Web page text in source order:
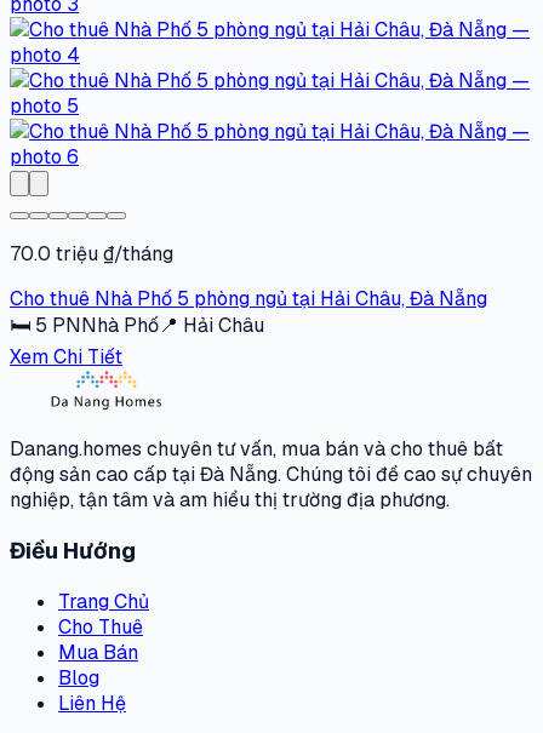
70.0 triệu ₫/tháng
Cho thuê Nhà Phố 5 phòng ngủ tại Hải Châu, Đà Nẵng
🛏 5 PNNhà Phố📍 Hải Châu
Xem Chi Tiết
Danang.homes chuyên tư vấn, mua bán và cho thuê bất
động sản cao cấp tại Đà Nẵng. Chúng tôi đề cao sự chuyên
nghiệp, tận tâm và am hiểu thị trường địa phương.
Điều Hướng
Trang Chủ
Cho Thuê
Mua Bán
Blog
Liên Hệ